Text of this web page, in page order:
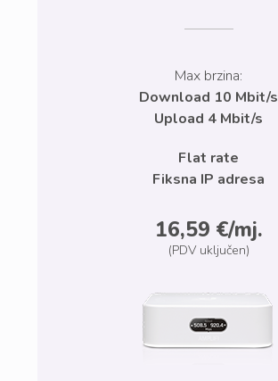
Max brzina:
Download 10 Mbit/s
Upload 4 Mbit/s
Flat rate
Fiksna IP adresa
16,59 €/mj.
(PDV uključen)